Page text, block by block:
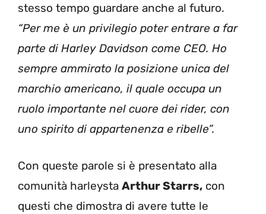
stesso tempo guardare anche al futuro.
“Per me è un privilegio poter entrare a far
parte di Harley Davidson come CEO. Ho
sempre ammirato la posizione unica del
marchio americano, il quale occupa un
ruolo importante nel cuore dei rider, con
uno spirito di appartenenza e ribelle”.
Con queste parole si è presentato alla
comunità harleysta Arthur Starrs, con
questi che dimostra di avere tutte le